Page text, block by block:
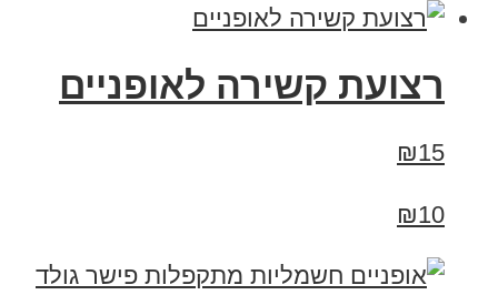
רצועת קשירה לאופניים
₪15
₪10